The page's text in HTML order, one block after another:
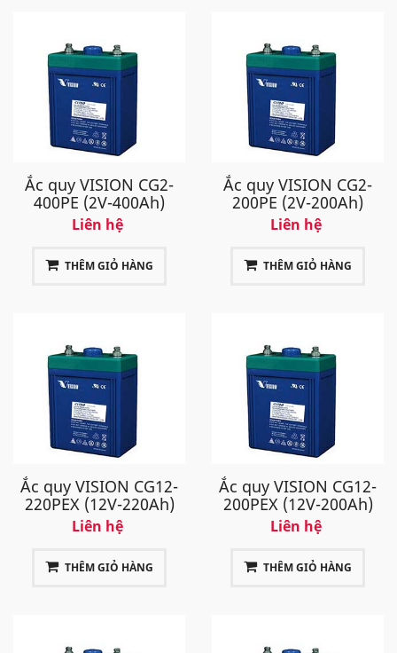
Ắc quy VISION CG2-
400PE (2V-400Ah)
Liên hệ
THÊM GIỎ HÀNG
Ắc quy VISION CG2-
200PE (2V-200Ah)
Liên hệ
THÊM GIỎ HÀNG
Ắc quy VISION CG12-
220PEX (12V-220Ah)
Liên hệ
THÊM GIỎ HÀNG
Ắc quy VISION CG12-
200PEX (12V-200Ah)
Liên hệ
THÊM GIỎ HÀNG